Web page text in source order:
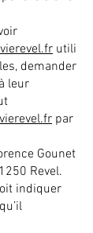
utili
demander
leur
par
Gounet
Revel.
indiquer